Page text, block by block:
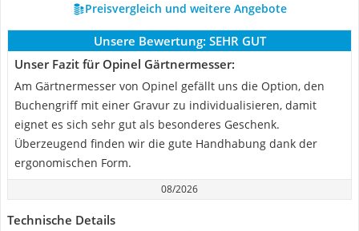
Preisvergleich und weitere Angebote
Unsere Bewertung: SEHR GUT
Unser Fazit für Opinel Gärtnermesser:
Am Gärtnermesser von Opinel gefällt uns die Option, den
Buchengriff mit einer Gravur zu individualisieren, damit
eignet es sich sehr gut als besonderes Geschenk.
Überzeugend finden wir die gute Handhabung dank der
ergonomischen Form.
08/2026
Technische Details